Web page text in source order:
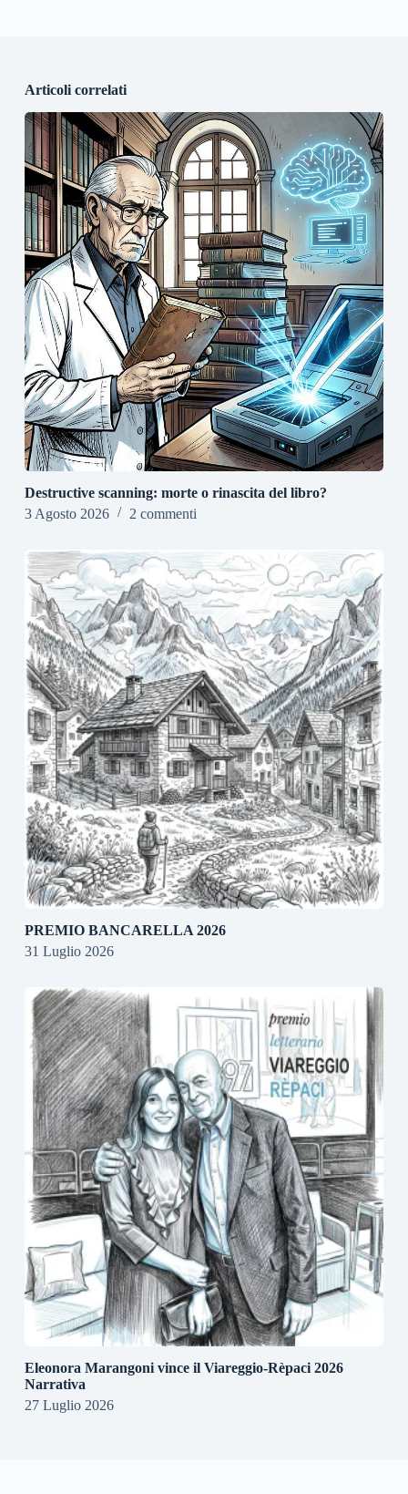
Articoli correlati
Destructive scanning: morte o rinascita del libro?
3 Agosto 2026
2 commenti
PREMIO BANCARELLA 2026
31 Luglio 2026
Eleonora Marangoni vince il Viareggio-Rèpaci 2026
Narrativa
27 Luglio 2026